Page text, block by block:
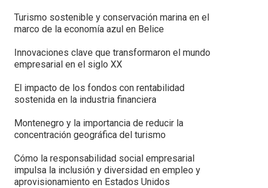
Turismo sostenible y conservación marina en el
marco de la economía azul en Belice
Innovaciones clave que transformaron el mundo
empresarial en el siglo XX
El impacto de los fondos con rentabilidad
sostenida en la industria financiera
Montenegro y la importancia de reducir la
concentración geográfica del turismo
Cómo la responsabilidad social empresarial
impulsa la inclusión y diversidad en empleo y
aprovisionamiento en Estados Unidos